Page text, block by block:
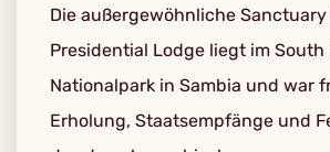
Die außergewöhnliche
Presidential Lodge liegt im South
Nationalpark in Sambia und war
Erholung, Staatsempfänge und